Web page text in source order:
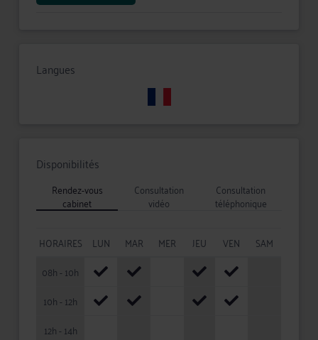
Langues
Disponibilités
Rendez-vous
cabinet
Consultation
vidéo
Consultation
téléphonique
HORAIRES LUN MAR MER JEU VEN
SAM
08h - 10h
10h - 12h
12h - 14h